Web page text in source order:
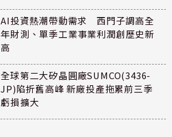
AI投資熱潮帶動需求 西門子調高全
年財測、單季工業事業利潤創歷史新
高
全球第二大矽晶圓廠SUMCO(3436-
JP)陷折舊高峰 新廠投產拖累前三季
虧損擴大